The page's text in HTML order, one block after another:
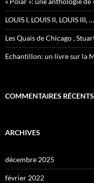
LOUIS I, LOUIS II, LOUIS III,
Les Quais de Chicago ,
Echantillon: un livre sur la
COMMENTAIRES RÉCENTS
ARCHIVES
décembre 2025
février 2022